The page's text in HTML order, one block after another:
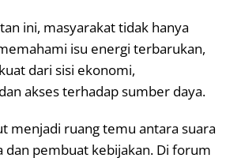
ini, masyarakat tidak hanya
isu energi terbarukan,
dari sisi ekonomi,
akses terhadap sumber daya.
menjadi ruang temu antara suara
dan pembuat kebijakan. Di forum